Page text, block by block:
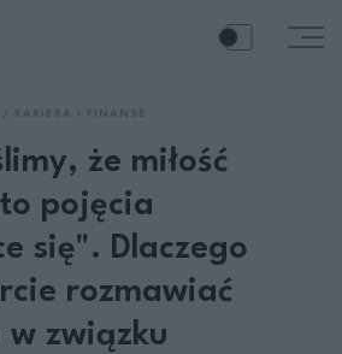
że miłość
pojęcia
się". Dlaczego
rozmawiać
związku